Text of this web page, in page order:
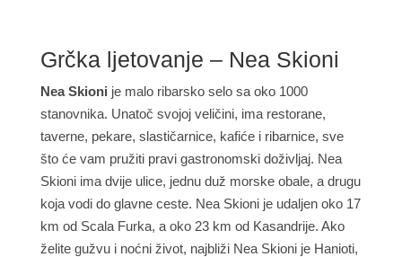
Grčka ljetovanje – Nea Skioni
Nea Skioni je malo ribarsko selo sa oko 1000
stanovnika. Unatoč svojoj veličini, ima restorane,
taverne, pekare, slastičarnice, kafiće i ribarnice, sve
što će vam pružiti pravi gastronomski doživljaj. Nea
Skioni ima dvije ulice, jednu duž morske obale, a drugu
koja vodi do glavne ceste. Nea Skioni je udaljen oko 17
km od Scala Furka, a oko 23 km od Kasandrije. Ako
želite gužvu i noćni život, najbliži Nea Skioni je Hanioti,